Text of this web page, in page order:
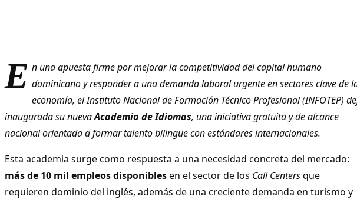
E n una apuesta firme por mejorar la competitividad del capital humano
dominicano y responder a una demanda laboral urgente en sectores clave de
economía, el Instituto Nacional de Formación Técnico Profesional (INFOTEP)
inaugurada su nuevaAcademia de Idiomas, una iniciativa gratuita y de alcance
nacional orientada a formar talento bilingüe con estándares internacionales.
Esta academia surge como respuesta a una necesidad concreta del mercado:
más de 10 mil empleos disponiblesen el sector de los Call Centersque
requieren dominio del inglés, además de una creciente demanda en turismo y